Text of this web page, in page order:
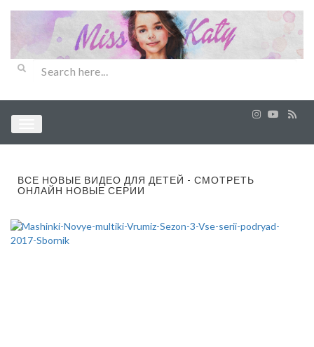
ВСЕ НОВЫЕ ВИДЕО ДЛЯ ДЕТЕЙ - СМОТРЕТЬ
ОНЛАЙН НОВЫЕ СЕРИИ